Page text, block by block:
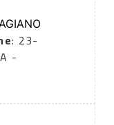
: 23-
-